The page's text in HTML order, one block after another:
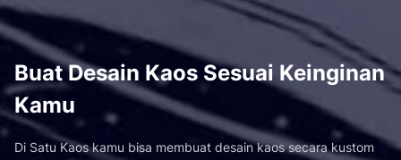
Buat Desain Kaos Sesuai Keinginan
Kamu
Di Satu Kaos kamu bisa membuat desain kaos secara kustom